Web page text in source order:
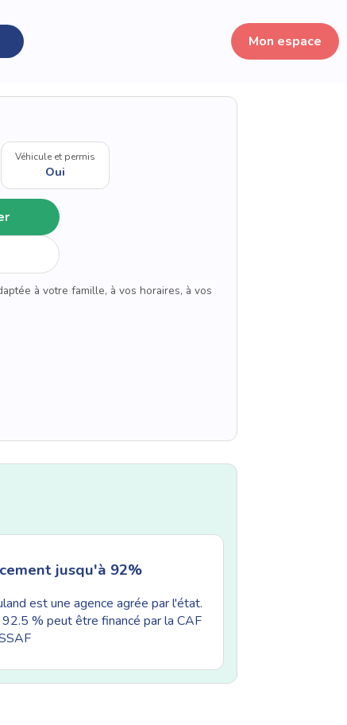
Mon espace
Véhicule et permis
Oui
à votre famille, à vos horaires, à vos
jusqu'à 92%
est une agence agrée par l'état.
92.5 % peut être financé par la CAF